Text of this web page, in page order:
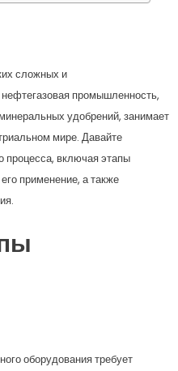
сложных и
промышленность,
удобрений, занимает
мире. Давайте
процесса, включая этапы
применение, а также
оборудования требует